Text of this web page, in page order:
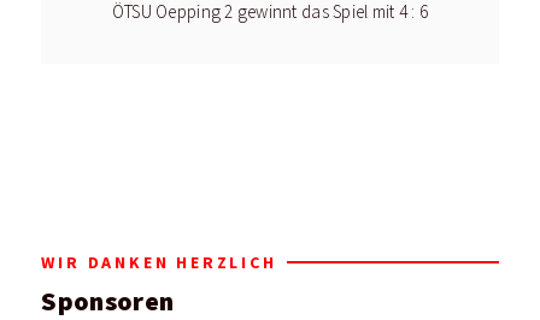
ÖTSU Oepping 2 gewinnt das Spiel mit 4 : 6
WIR DANKEN HERZLICH
Sponsoren